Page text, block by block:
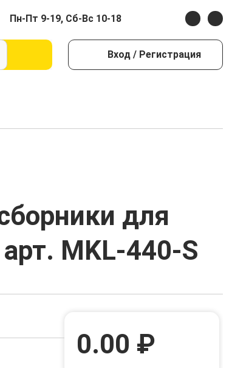
Пн-Пт 9-19, Сб-Вс 10-18
Вход / Регистрация
для
MKL-440-S
0.00 ₽